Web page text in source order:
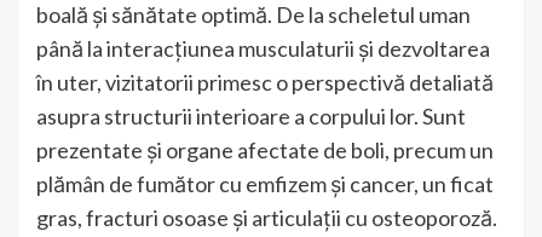
boală și sănătate optimă. De la scheletul uman
până la interacțiunea musculaturii și dezvoltarea
în uter, vizitatorii primesc o perspectivă detaliată
asupra structurii interioare a corpului lor. Sunt
prezentate și organe afectate de boli, precum un
plămân de fumător cu emfizem și cancer, un ficat
gras, fracturi osoase și articulații cu osteoporoză.